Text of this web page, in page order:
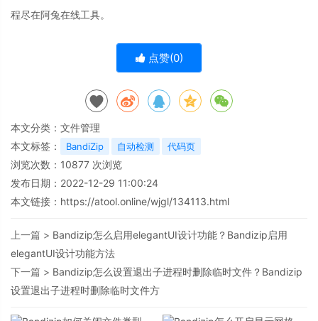
程尽在阿兔在线工具。
点赞(0)
本文分类： 文件管理
本文标签：
BandiZip 自动检测 代码页
浏览次数： 10877 次浏览
发布日期：2022-12-29 11:00:24
本文链接： https://atool.online/wjgl/134113.html
上一篇 > Bandizip怎么启用elegantUI设计功能？Bandizip启用
elegantUI设计功能方法
下一篇 > Bandizip怎么设置退出子进程时删除临时文件？Bandizip
设置退出子进程时删除临时文件方